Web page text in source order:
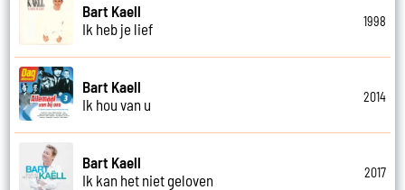
Bart Kaell
Ik heb je lief
1998
Bart Kaell
Ik hou van u
2014
Bart Kaell
Ik kan het niet geloven
2017